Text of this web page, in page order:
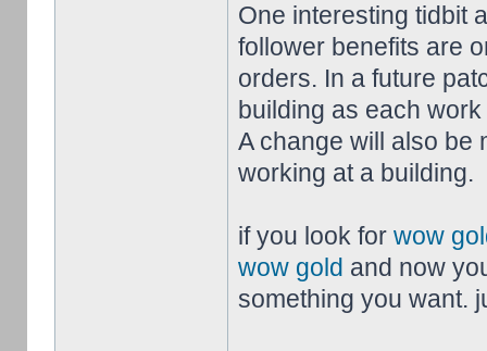
One interesting tidbit
follower benefits are
orders. In a future
building as each
A change will also be
working at a building.
if you look for wow
wow gold and now
something you want.